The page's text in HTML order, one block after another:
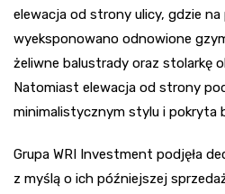
elewacja od strony ulicy, gdzie
wyeksponowano odnowione
żeliwne balustrady oraz stolarkę
Natomiast elewacja od strony
minimalistycznym stylu i pokryta
Grupa WRI Investment podjęła
z myślą o ich późniejszej